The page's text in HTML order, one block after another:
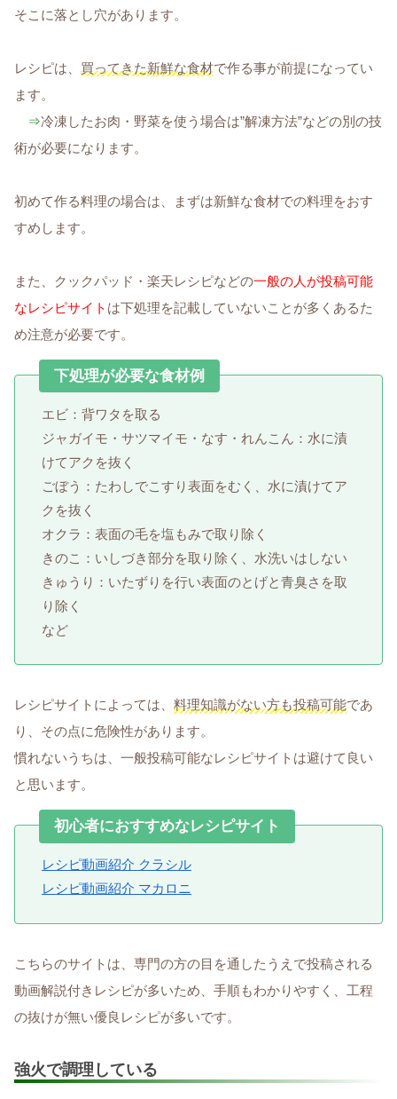
そこに落とし穴があります。
レシピは、 買ってきた新鮮な食材で作る事が前提になってい
ます。
⇒冷凍したお肉・野菜を使う場合は”解凍方法”などの別の技
術が必要になります。
初めて作る料理の場合は、まずは新鮮な食材での料理をおす
すめします。
また、クックパッド・楽天レシピなどの一般の人が投稿可能
なレシピサイト は下処理を記載していないことが多くあるた
め注意が必要です。
下処理が必要な食材例
エビ：背ワタを取る
ジャガイモ・サツマイモ・なす・れんこん：水に漬
けてアクを抜く
ごぼう：たわしでこすり表面をむく、水に漬けてア
クを抜く
オクラ：表面の毛を塩もみで取り除く
きのこ：いしづき部分を取り除く、水洗いはしない
きゅうり：いたずりを行い表面のとげと青臭さを取
り除く
など
レシピサイトによっては、 料理知識がない方も投稿可能であ
り、その点に危険性があります。
慣れないうちは、一般投稿可能なレシピサイトは避けて良い
と思います。
初心者におすすめなレシピサイト
レシピ動画紹介 クラシル
レシピ動画紹介 マカロニ
こちらのサイトは、専門の方の目を通したうえで投稿される
動画解説付きレシピが多いため、手順もわかりやすく、工程
の抜けが無い優良レシピが多いです。
強火で調理している